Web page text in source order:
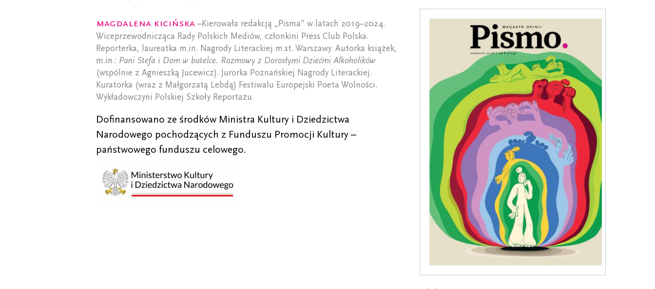
Magdalena Kicińska–Kierowała redakcją „Pisma” w latach 2019–2024.
Wiceprzewodnicząca Rady Polskich Mediów, członkini Press Club Polska.
Reporterka, laureatka m.in. Nagrody Literackiej m.st. Warszawy. Autorka książek,
m.in.: Pani Stefa i Dom w butelce. Rozmowy z Dorosłymi Dziećmi Alkoholików
(wspólnie z Agnieszką Jucewicz). Jurorka Poznańskiej Nagrody Literackiej.
Kuratorka (wraz z Małgorzatą Lebdą) Festiwalu Europejski Poeta Wolności.
Wykładowczyni Polskiej Szkoły Reportażu.
Dofinansowano ze środków Ministra Kultury i Dziedzictwa
Narodowego pochodzących z Funduszu Promocji Kultury –
państwowego funduszu celowego.